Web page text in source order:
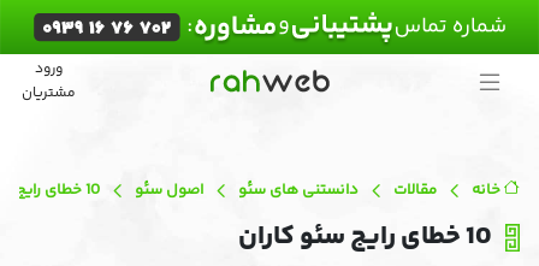
ورود
مشتریان
خانه
قیمت
و
تعرفه
خانه مقالات دانستنی های سئو اصول سئو 10 خطای رایج سئو کاران
10 خطای رایج سئو کاران